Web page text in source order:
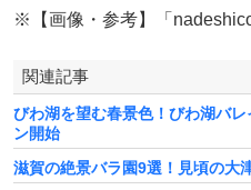
※【画像・参考】「nadeshico
関連記事
びわ湖を望む春景色！びわ湖バ
ン開始
滋賀の絶景バラ園9選！見頃の大